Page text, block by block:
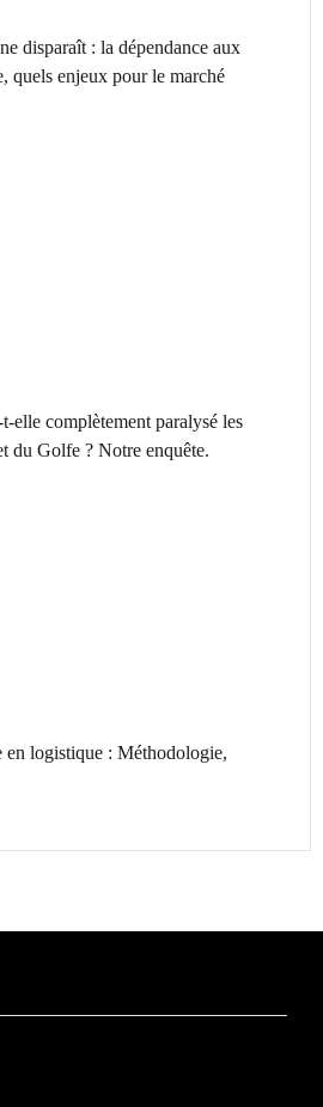
disparaît : la dépendance aux
quels enjeux pour le marché
elle complètement paralysé les
du Golfe ? Notre enquête.
en logistique : Méthodologie,